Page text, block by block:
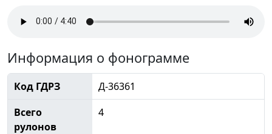
Информация о фонограмме
Код ГДРЗ
Д-36361
Всего
рулонов
4